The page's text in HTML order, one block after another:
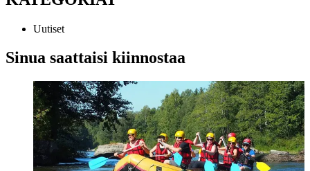
Uutiset
Sinua saattaisi kiinnostaa